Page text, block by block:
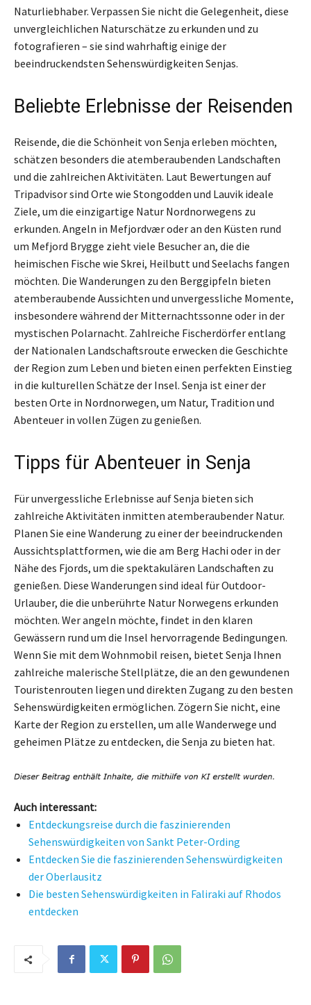
Naturliebhaber. Verpassen Sie nicht die Gelegenheit, diese
unvergleichlichen Naturschätze zu erkunden und zu
fotografieren – sie sind wahrhaftig einige der
beeindruckendsten Sehenswürdigkeiten Senjas.
Beliebte Erlebnisse der Reisenden
Reisende, die die Schönheit von Senja erleben möchten,
schätzen besonders die atemberaubenden Landschaften
und die zahlreichen Aktivitäten. Laut Bewertungen auf
Tripadvisor sind Orte wie Stongodden und Lauvik ideale
Ziele, um die einzigartige Natur Nordnorwegens zu
erkunden. Angeln in Mefjordvær oder an den Küsten rund
um Mefjord Brygge zieht viele Besucher an, die die
heimischen Fische wie Skrei, Heilbutt und Seelachs fangen
möchten. Die Wanderungen zu den Berggipfeln bieten
atemberaubende Aussichten und unvergessliche Momente,
insbesondere während der Mitternachtssonne oder in der
mystischen Polarnacht. Zahlreiche Fischerdörfer entlang
der Nationalen Landschaftsroute erwecken die Geschichte
der Region zum Leben und bieten einen perfekten Einstieg
in die kulturellen Schätze der Insel. Senja ist einer der
besten Orte in Nordnorwegen, um Natur, Tradition und
Abenteuer in vollen Zügen zu genießen.
Tipps für Abenteuer in Senja
Für unvergessliche Erlebnisse auf Senja bieten sich
zahlreiche Aktivitäten inmitten atemberaubender Natur.
Planen Sie eine Wanderung zu einer der beeindruckenden
Aussichtsplattformen, wie die am Berg Hachi oder in der
Nähe des Fjords, um die spektakulären Landschaften zu
genießen. Diese Wanderungen sind ideal für Outdoor-
Urlauber, die die unberührte Natur Norwegens erkunden
möchten. Wer angeln möchte, findet in den klaren
Gewässern rund um die Insel hervorragende Bedingungen.
Wenn Sie mit dem Wohnmobil reisen, bietet Senja Ihnen
zahlreiche malerische Stellplätze, die an den gewundenen
Touristenrouten liegen und direkten Zugang zu den besten
Sehenswürdigkeiten ermöglichen. Zögern Sie nicht, eine
Karte der Region zu erstellen, um alle Wanderwege und
geheimen Plätze zu entdecken, die Senja zu bieten hat.
Auch interessant:
Entdeckungsreise durch die faszinierenden
Sehenswürdigkeiten von Sankt Peter-Ording
Entdecken Sie die faszinierenden Sehenswürdigkeiten
der Oberlausitz
Die besten Sehenswürdigkeiten in Faliraki auf Rhodos
entdecken